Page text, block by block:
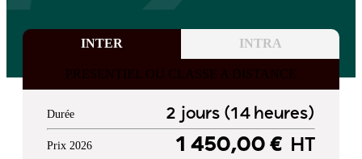
INTER INTRA
PRESENTIEL OU CLASSE A DISTANCE
Durée 2 jours (14 heures)
Prix 2026 1 450,00 € HT